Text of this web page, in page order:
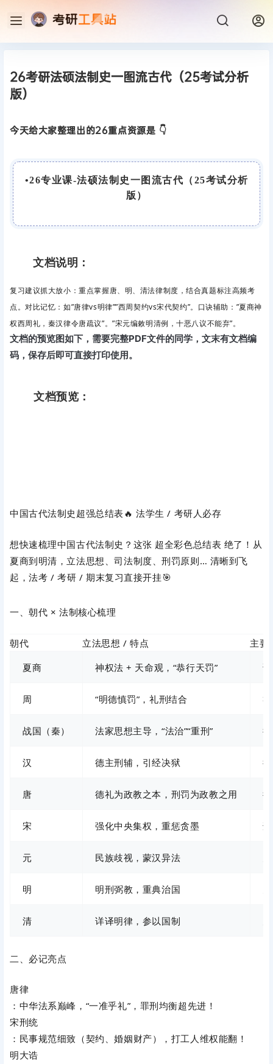
26考研法硕法制史一图流古代（25考试分析
版）
今天给大家整理出的26重点资源是 👇
•26专业课-法硕法制史一图流古代（25考试分析
版）
文档说明：
复习建议抓大放小 ：重点掌握唐、明、清法律制度，结合真题标注高频考
点。对比记忆 ：如”唐律vs明律””西周契约vs宋代契约”。口诀辅助 ：”夏商神
权西周礼，秦汉律令唐疏议”。”宋元编敕明清例，十恶八议不能弃”。
文档的预览图如下，需要完整PDF文件的同学，文末有文档编
码，保存后即可直接打印使用。
文档预览：
中国古代法制史超强总结表🔥 法学生 / 考研人必存
想快速梳理中国古代法制史？这张 超全彩色总结表 绝了！从
夏商到明清，立法思想、司法制度、刑罚原则… 清晰到飞
起，法考 / 考研 / 期末复习直接开挂🎯
一、朝代 × 法制核心梳理
朝代 立法思想 / 特点
主要
夏商
神权法 + 天命观，“恭行天罚”
周 “明德慎罚”，礼刑结合
战国（秦） 法家思想主导，“法治”“重刑”
汉 德主刑辅，引经决狱
唐 德礼为政教之本，刑罚为政教之用
宋 强化中央集权，重惩贪墨
元 民族歧视，蒙汉异法
明 明刑弼教，重典治国
清 详译明律，参以国制
二、必记亮点
唐律
：中华法系巅峰，“一准乎礼”，罪刑均衡超先进！
宋刑统
：民事规范细致（契约、婚姻财产），打工人维权能翻！
明大诰